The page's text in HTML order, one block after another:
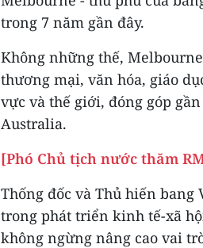
trong 7 năm gần đây.
Không những thế,
thương mại, văn hóa, giáo
vực và thế giới, đóng góp
Australia.
[Phó Chủ tịch nước thăm
Thống đốc và Thủ hiến bang
trong phát triển kinh tế-xã
không ngừng nâng cao vai